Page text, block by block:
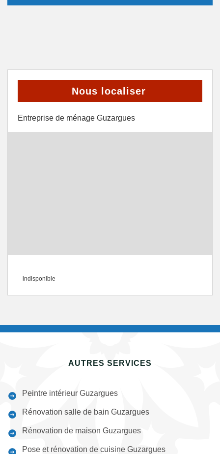
Nous localiser
Entreprise de ménage Guzargues
indisponible
AUTRES SERVICES
Peintre intérieur Guzargues
Rénovation salle de bain Guzargues
Rénovation de maison Guzargues
Pose et rénovation de cuisine Guzargues